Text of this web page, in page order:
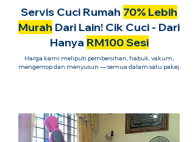
Servis Cuci Rumah 70% Lebih
Murah Dari Lain! Cik Cuci - Dari
Hanya RM100 Sesi
Harga kami meliputi pembersihan, habuk, vakum,
mengemop dan menyusun — semua dalam satu pakej.